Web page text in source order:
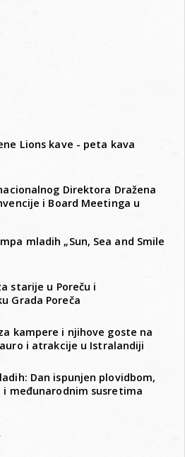
Lions kave - peta kava
Direktora Dražena
i Board Meetinga u
mladih „Sun, Sea and Smile
starije u Poreču i
Grada Poreča
kampere i njihove goste na
i atrakcije u Istralandiji
Dan ispunjen plovidbom,
međunarodnim susretima